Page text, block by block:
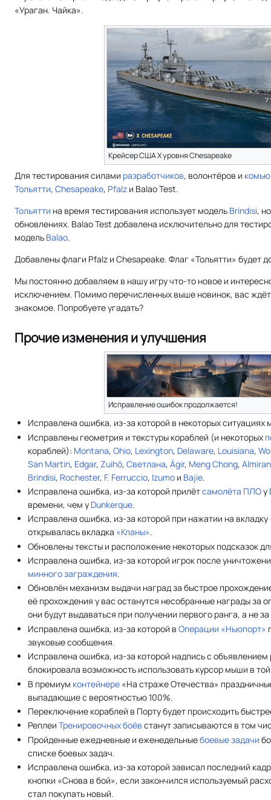
«Ураган. Чайка».
Крейсер США X уровня Chesapeake
Для тестирования силами разработчиков, волонтёров и
Тольятти, Chesapeake, Pfalz и Balao Test.
Тольятти на время тестирования использует модель Brindisi,
обновлениях. Balao Test добавлена исключительно для
модель Balao.
Добавлены флаги Pfalz и Chesapeake. Флаг «Тольятти» будет
Мы постоянно добавляем в нашу игру что-то новое и
исключением. Помимо перечисленных выше новинок, вас
знакомое. Попробуете угадать?
Прочие изменения и улучшения
Исправление ошибок продолжается!
Исправлена ошибка, из-за которой в некоторых ситуациях
Исправлены геометрия и текстуры кораблей (и некоторых
кораблей): Montana,Ohio, Lexington, Delaware, Louisiana,
San Martin, Edgar,Zuihō,Светлана,Ägir, Meng Chong,
Brindisi, Rochester, F. Ferruccio, Izumo и Bajie.
Исправлена ошибка, из-за которой прилётсамолёта ПЛОу
времени, чем у Dunkerque.
Исправлена ошибка, из-за которой при нажатии на вкладку
открывалась вкладка «Кланы».
Обновлены тексты и расположение некоторых подсказок
Исправлена ошибка, из-за которой игрок после
минного заграждения.
Обновлён механизм выдачи наград за быстрое
её прохождения у вас останутся несобранные награды за
они будут выдаваться при получении первого ранга, а не
Исправлена ошибка, из-за которой вОперации «Ньюпорт»
звуковые сообщения.
Исправлена ошибка, из-за которой надпись с объявлением
блокировала возможность использовать курсор мыши в
В премиум контейнере «На страже Отечества»
выпадающие с вероятностью 100%.
Переключение кораблей в Порту будет происходить
РеплеиТренировочных боёв станут записываются в том
Пройденные ежедневные и еженедельныебоевые задачи
списке боевых задач.
Исправлена ошибка, из-за которой зависал последний
кнопки «Снова в бой», если закончился используемый
стал покупать новый.